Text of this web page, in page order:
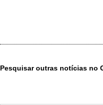
Pesquisar outras notícias no